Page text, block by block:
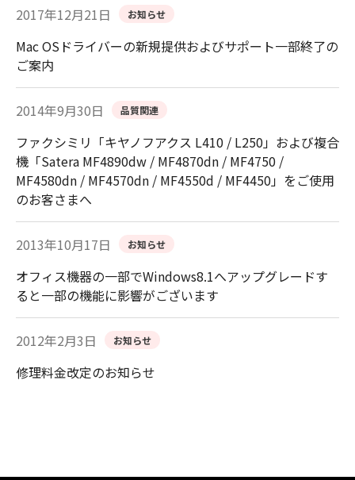
2017年12月21日 お知らせ
Mac OSドライバーの新規提供およびサポート一部終了の
ご案内
2014年9月30日 品質関連
ファクシミリ「キヤノフアクス L410 / L250」および複合
機「Satera MF4890dw / MF4870dn / MF4750 /
MF4580dn / MF4570dn / MF4550d / MF4450」をご使用
のお客さまへ
2013年10月17日 お知らせ
オフィス機器の一部でWindows8.1へアップグレードす
ると一部の機能に影響がございます
2012年2月3日 お知らせ
修理料金改定のお知らせ